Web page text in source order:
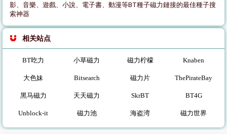
影、音樂、遊戲、小說、電子書、動漫等BT種子磁力鏈接的最佳種子搜
索神器
相关站点
BT吃力 小草磁力 磁力柠檬 Knaben
大色妹 Bitsearch 磁力片 ThePirateBay
黑马磁力 天天磁力 SkrBT BT4G
Unblock-it 磁力池 海盗湾 磁力世界